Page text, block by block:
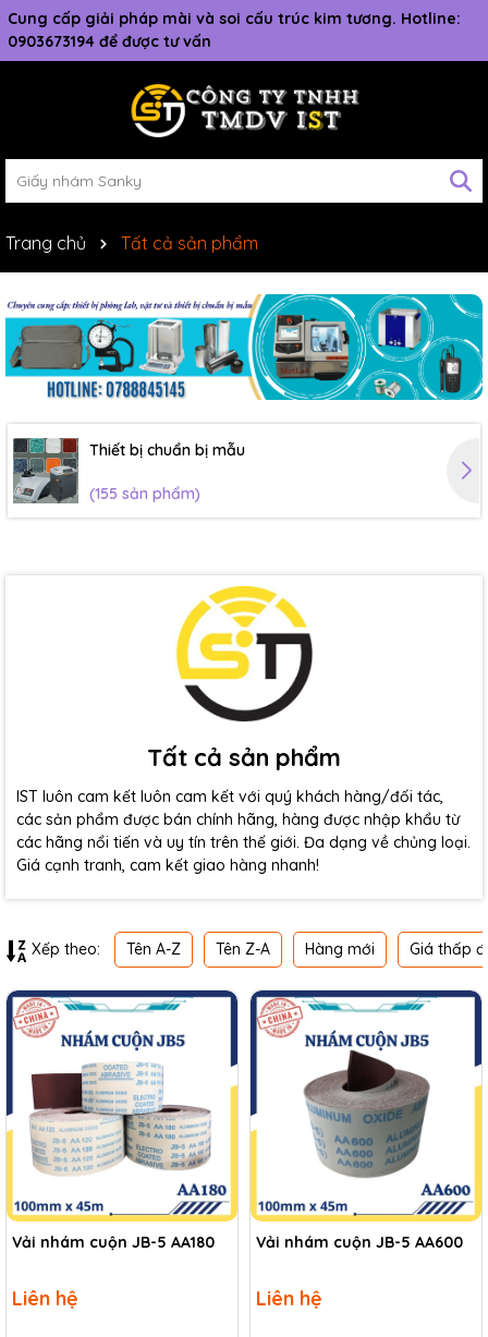
Cung cấp giải pháp mài và soi cấu trúc kim tương. Hotline:
0903673194 để được tư vấn
Trang chủ Tất cả sản phẩm
Thiết bị chuẩn bị mẫu
(155 sản phẩm)
Tất cả sản phẩm
IST luôn cam kết luôn cam kết với quý khách hàng/đối tác,
các sản phẩm được bán chính hãng, hàng được nhập khẩu từ
các hãng nổi tiến và uy tín trên thế giới. Đa dạng về chủng loại.
Giá cạnh tranh, cam kết giao hàng nhanh!
Xếp theo: Tên A-Z Tên Z-A Hàng mới Giá thấp
Vải nhám cuộn JB-5 AA180
Liên hệ
Vải nhám cuộn JB-5 AA600
Liên hệ